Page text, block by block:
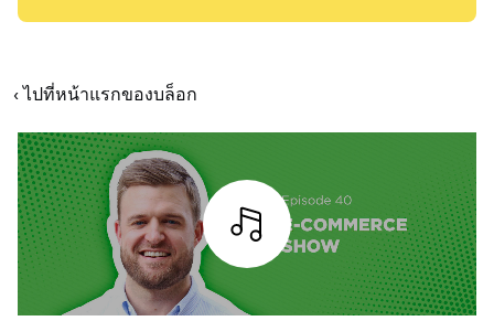
‹ ไปที่หน้าแรกของบล็อก